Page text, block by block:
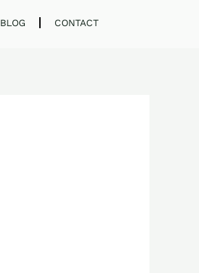
BLOG CONTACT